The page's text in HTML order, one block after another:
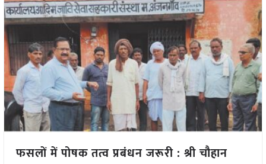
फसलों में पोषक तत्व प्रबंधन जरूरी : श्री चौहान